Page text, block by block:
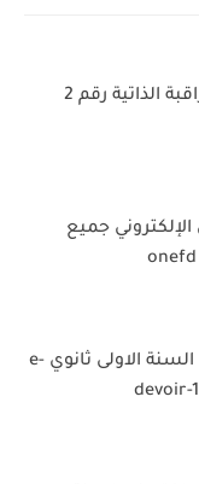
تحميل فرض المراقبة الذاتية رقم 2
جميع
الفرض الالكتروني السنة الاولى ثانوي e-